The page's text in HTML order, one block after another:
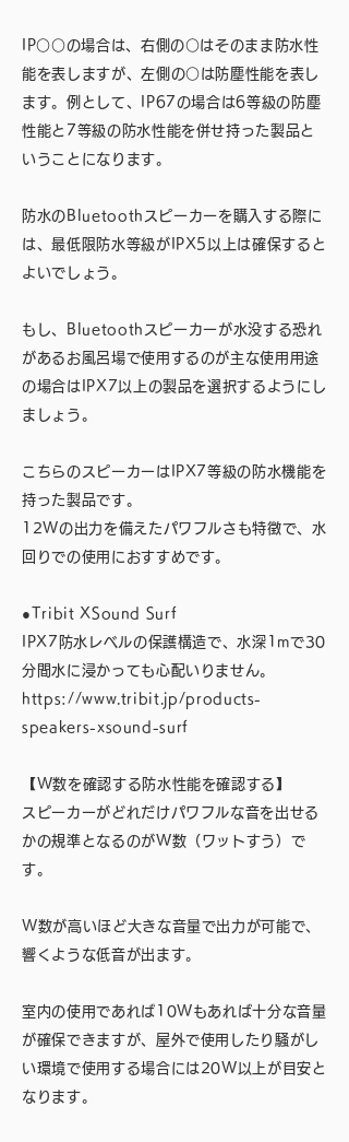
IP○○の場合は、右側の○はそのまま防水性
能を表しますが、左側の○は防塵性能を表し
ます。例として、IP67の場合は6等級の防塵
性能と7等級の防水性能を併せ持った製品と
いうことになります。
防水のBluetoothスピーカーを購入する際に
は、最低限防水等級がIPX5以上は確保すると
よいでしょう。
もし、Bluetoothスピーカーが水没する恐れ
があるお風呂場で使用するのが主な使用用途
の場合はIPX7以上の製品を選択するようにし
ましょう。
こちらのスピーカーはIPX7等級の防水機能を
持った製品です。
12Wの出力を備えたパワフルさも特徴で、水
回りでの使用におすすめです。
●Tribit XSound Surf
IPX7防水レベルの保護構造で、水深1mで30
分間水に浸かっても心配いりません。
https://www.tribit.jp/products-
speakers-xsound-surf
【W数を確認する防水性能を確認する】
スピーカーがどれだけパワフルな音を出せる
かの規準となるのがW数（ワットすう）で
す。
W数が高いほど大きな音量で出力が可能で、
響くような低音が出ます。
室内の使用であれば10Wもあれば十分な音量
が確保できますが、屋外で使用したり騒がし
い環境で使用する場合には20W以上が目安と
なります。